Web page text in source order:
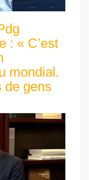
: « C’est
mondial.
de gens